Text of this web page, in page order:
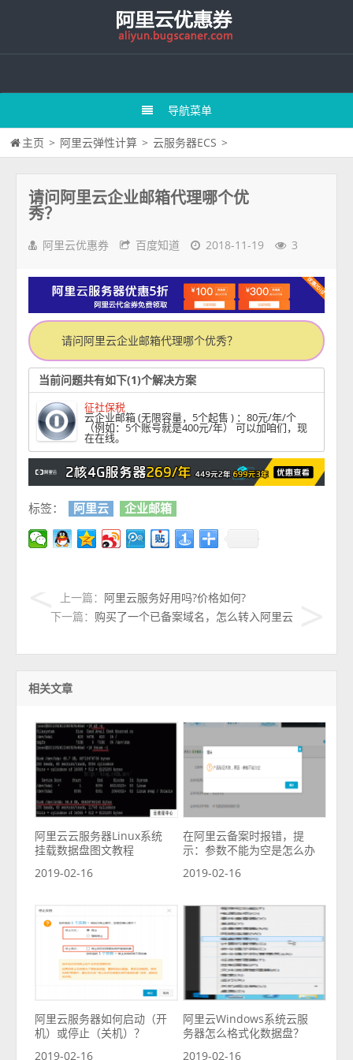
导航菜单
主页 > 阿里云弹性计算 > 云服务器ECS >
请问阿里云企业邮箱代理哪个优
秀？
阿里云优惠券 百度知道 2018-11-19 3
请问阿里云企业邮箱代理哪个优秀？
当前问题共有如下(1)个解决方案
征社保税
云企业邮箱 (无限容量，5个起售 ) ：80元/年/个
（例如：5个账号就是400元/年） 可以加咱们，现
在在线。
标签： 阿里云 企业邮箱
上一篇： 阿里云服务好用吗?价格如何?
下一篇： 购买了一个已备案域名，怎么转入阿里云
相关文章
阿里云云服务器Linux系统
挂载数据盘图文教程
2019-02-16
在阿里云备案时报错，提
示：参数不能为空是怎么办
2019-02-16
阿里云服务器如何启动（开
机）或停止（关机）？
2019-02-16
阿里云Windows系统云服
务器怎么格式化数据盘？
2019-02-16